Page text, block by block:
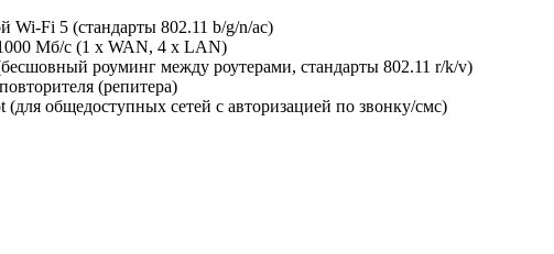
Wi-Fi 5 (стандарты 802.11 b/g/n/ac)
Мб/с (1 x WAN, 4 x LAN)
роуминг между роутерами, стандарты 802.11 r/k/v)
(репитера)
общедоступных сетей с авторизацией по звонку/смс)